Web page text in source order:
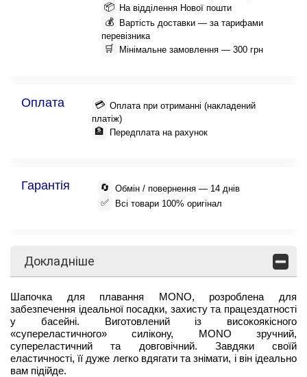
📦 На відділення Нової пошти
💰
Вартість доставки — за тарифами
перевізника
🛒 Мінімальне замовлення — 300 грн
Оплата 💳 Оплата при отриманні (накладений
платіж)
🏦 Передплата на рахунок
Гарантія 🔄 Обмін / повернення — 14 днів
✅ Всі товари 100% оригінал
Докладніше
Шапочка для плавання MONO, розроблена для
забезпечення ідеальної посадки, захисту та працездатності
у басейні. Виготовлений із високоякісного
«супереластичного» силікону, MONO зручний,
супереластичний та довговічний. Завдяки своїй
еластичності, її дуже легко вдягати та знімати, і він ідеально
вам підійде.